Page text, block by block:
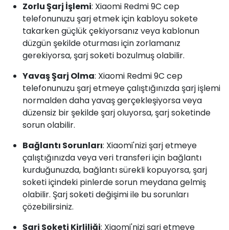
Zorlu Şarj İşlemi: Xiaomi Redmi 9C cep
telefonunuzu şarj etmek için kabloyu sokete
takarken güçlük çekiyorsanız veya kablonun
düzgün şekilde oturması için zorlamanız
gerekiyorsa, şarj soketi bozulmuş olabilir.
Yavaş Şarj Olma: Xiaomi Redmi 9C cep
telefonunuzu şarj etmeye çalıştığınızda şarj işlemi
normalden daha yavaş gerçekleşiyorsa veya
düzensiz bir şekilde şarj oluyorsa, şarj soketinde
sorun olabilir.
Bağlantı Sorunları: Xiaomi'nizi şarj etmeye
çalıştığınızda veya veri transferi için bağlantı
kurduğunuzda, bağlantı sürekli kopuyorsa, şarj
soketi içindeki pinlerde sorun meydana gelmiş
olabilir. Şarj soketi değişimi ile bu sorunları
çözebilirsiniz.
Şarj Soketi Kirliliği: Xiaomi'nizi şarj etmeye